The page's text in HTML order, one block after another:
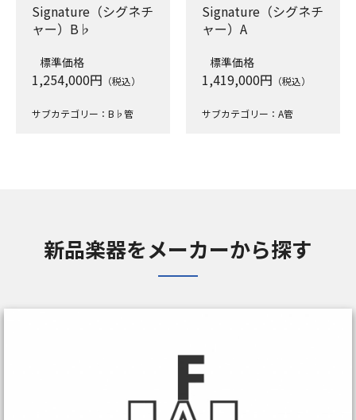
Signature（シグネチ
ャー）B♭
標準価格
1,254,000円 （税込）
サブカテゴリー：B♭管
Signature（シグネチ
ャー）A
標準価格
1,419,000円 （税込）
サブカテゴリー：A管
新品楽器をメーカーから探す